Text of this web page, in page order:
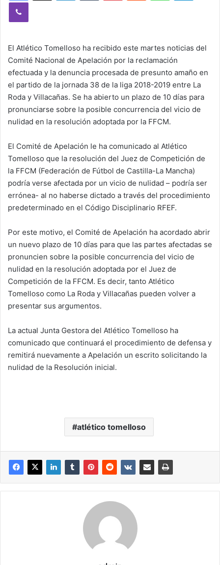
El Atlético Tomelloso ha recibido este martes noticias del
Comité Nacional de Apelación por la reclamación
efectuada y la denuncia procesada de presunto amaño en
el partido de la jornada 38 de la liga 2018-2019 entre La
Roda y Villacañas. Se ha abierto un plazo de 10 días para
pronunciarse sobre la posible concurrencia del vicio de
nulidad en la resolución adoptada por la FFCM.
El Comité de Apelación le ha comunicado al Atlético
Tomelloso que la resolución del Juez de Competición de
la FFCM (Federación de Fútbol de Castilla-La Mancha)
podría verse afectada por un vicio de nulidad – podría ser
errónea- al no haberse dictado a través del procedimiento
predeterminado en el Código Disciplinario RFEF.
Por este motivo, el Comité de Apelación ha acordado abrir
un nuevo plazo de 10 días para que las partes afectadas se
pronuncien sobre la posible concurrencia del vicio de
nulidad en la resolución adoptada por el Juez de
Competición de la FFCM. Es decir, tanto Atlético
Tomelloso como La Roda y Villacañas pueden volver a
presentar sus argumentos.
La actual Junta Gestora del Atlético Tomelloso ha
comunicado que continuará el procedimiento de defensa y
remitirá nuevamente a Apelación un escrito solicitando la
nulidad de la Resolución inicial.
atlético tomelloso